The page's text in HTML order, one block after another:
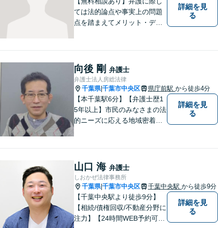
ては法的論点や事実上の問題
点を踏まえてメリット・デメ
護士にご相談ください。【近
隣駐車場あり】【JR「木更津
駅」東口1分】
詳細を見
る
向後 剛 弁護士
弁護士法人房総法律
千葉県|千葉市中央区 県庁前駅 から徒歩4分
【本千葉駅6分】【弁護士歴1
5年以上】市民のみなさまの法
的ニーズに応える地域密着型
談実績多数。現実的な解決策
をご提案します
詳細を見
る
山口 海 弁護士
しおかぜ法律事務所
千葉県|千葉市中央区 千葉中央駅 から徒歩9分
【千葉中央駅より徒歩9分】
【相続/債権回収/不動産分野に
注力】【24時間WEB予約可
詳細を見
る